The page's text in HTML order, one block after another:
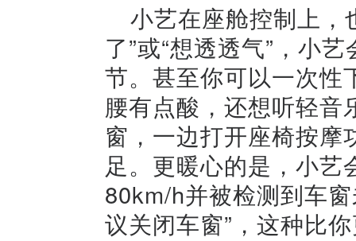
小艺在座舱控制上，
了”或“想透透气”，小
节。甚至你可以一次性
腰有点酸，还想听轻音
窗，一边打开座椅按摩
足。更暖心的是，小
80km/h并被检测到车
议关闭车窗”，这种比